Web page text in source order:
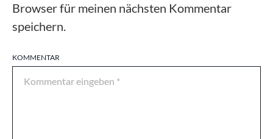
KOMMENTAR
Browser für meinen nächsten Kommentar
speichern.